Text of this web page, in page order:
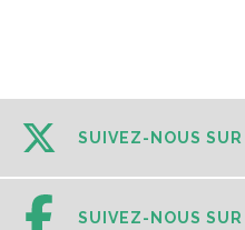
SUIVEZ-NOUS SUR
SUIVEZ-NOUS SUR